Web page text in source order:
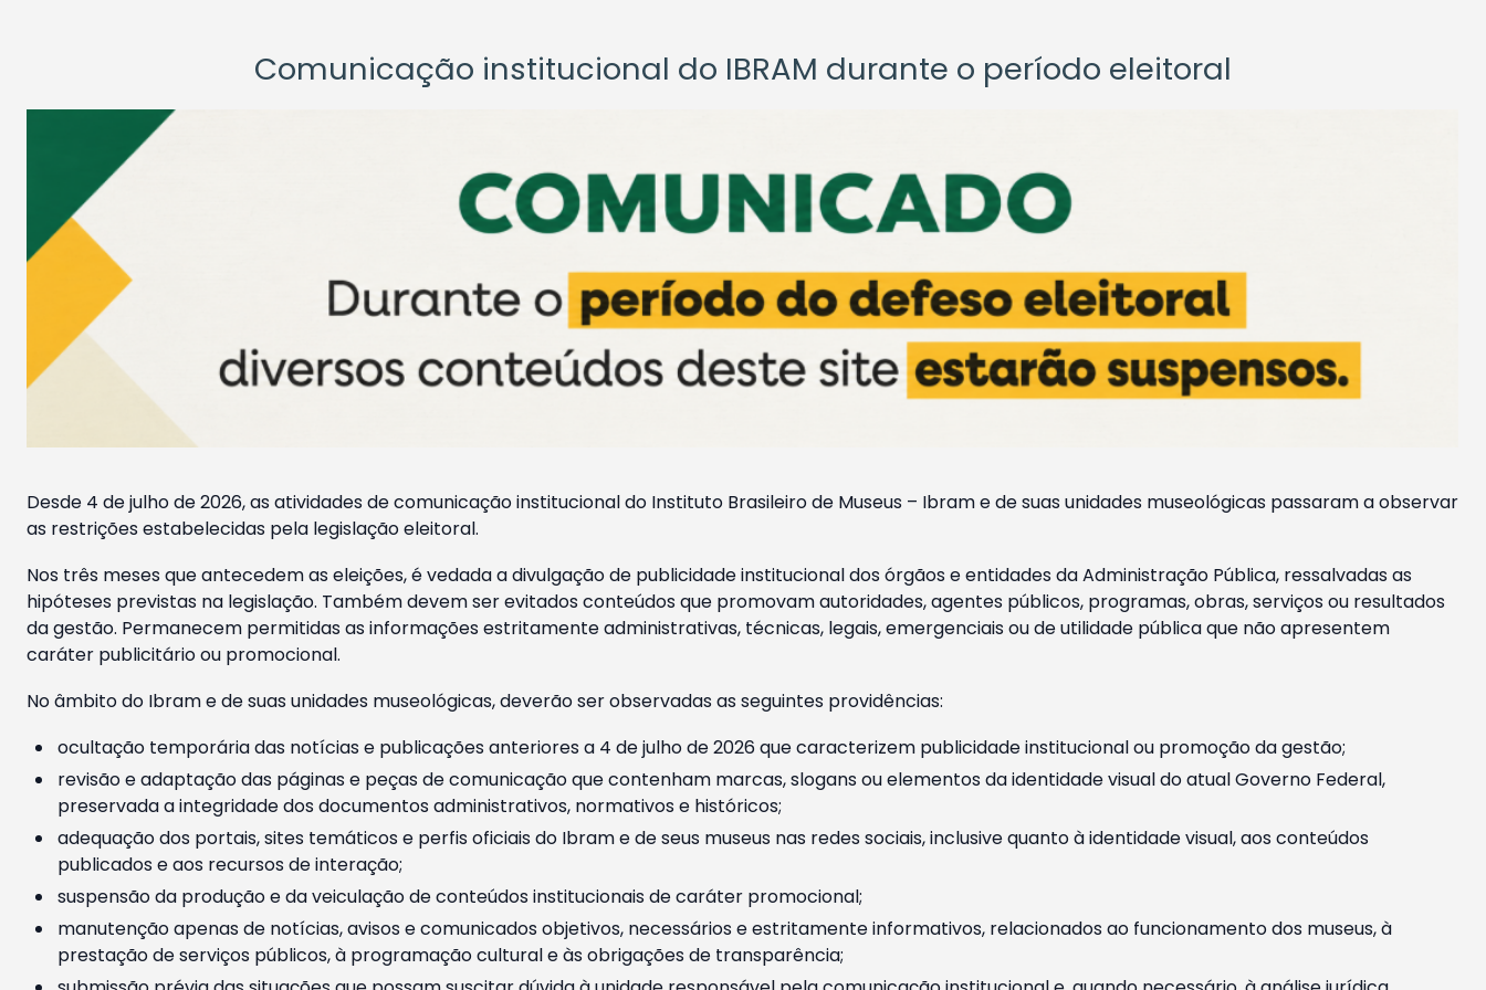
Comunicação institucional do IBRAM durante o período eleitoral
Desde 4 de julho de 2026, as atividades de comunicação institucional do Instituto Brasileiro de Museus – Ibram e de suas unidades museológicas passaram a observar
as restrições estabelecidas pela legislação eleitoral.
Nos três meses que antecedem as eleições, é vedada a divulgação de publicidade institucional dos órgãos e entidades da Administração Pública, ressalvadas as
hipóteses previstas na legislação. Também devem ser evitados conteúdos que promovam autoridades, agentes públicos, programas, obras, serviços ou resultados
da gestão. Permanecem permitidas as informações estritamente administrativas, técnicas, legais, emergenciais ou de utilidade pública que não apresentem
caráter publicitário ou promocional.
No âmbito do Ibram e de suas unidades museológicas, deverão ser observadas as seguintes providências:
ocultação temporária das notícias e publicações anteriores a 4 de julho de 2026 que caracterizem publicidade institucional ou promoção da gestão;
revisão e adaptação das páginas e peças de comunicação que contenham marcas, slogans ou elementos da identidade visual do atual Governo Federal,
preservada a integridade dos documentos administrativos, normativos e históricos;
adequação dos portais, sites temáticos e perfis oficiais do Ibram e de seus museus nas redes sociais, inclusive quanto à identidade visual, aos conteúdos
publicados e aos recursos de interação;
suspensão da produção e da veiculação de conteúdos institucionais de caráter promocional;
manutenção apenas de notícias, avisos e comunicados objetivos, necessários e estritamente informativos, relacionados ao funcionamento dos museus, à
prestação de serviços públicos, à programação cultural e às obrigações de transparência;